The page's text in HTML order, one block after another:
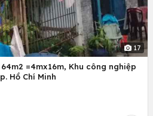
17
=4mx16m, Khu công nghiệp
Hồ Chí Minh